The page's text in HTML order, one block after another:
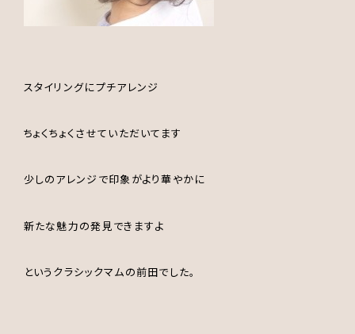
スタイリングにプチアレンジ
ちょくちょくさせていただいてます
少しのアレンジで印象がより華やかに
新たな魅力の発見できますよ
というクラシックマムの前田でした。